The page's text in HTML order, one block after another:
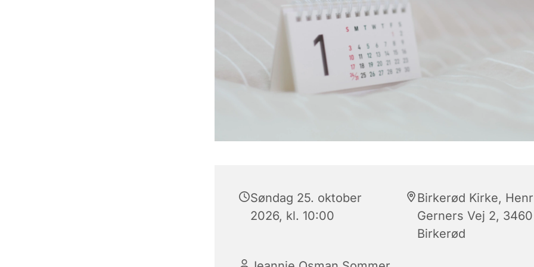
Søndag 25. oktober
2026, kl. 10:00
Birkerød Kirke,
Gerners Vej 2, 3460
Birkerød